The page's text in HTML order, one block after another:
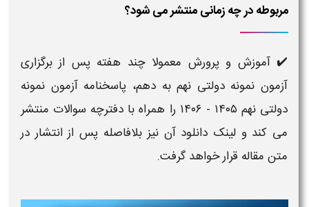
مربوطه در چه زمانی منتشر می‌ شود؟
✔️ آموزش و پرورش معمولا چند هفته پس از برگزاری
آزمون نمونه دولتی نهم به دهم، پاسخنامه آزمون نمونه
دولتی نهم ۱۴۰۵ - ۱۴۰۶ را همراه با دفترچه سوالات منتشر
می‌ کند و لینک دانلود آن نیز بلافاصله پس از انتشار در
متن مقاله قرار خواهد گرفت.